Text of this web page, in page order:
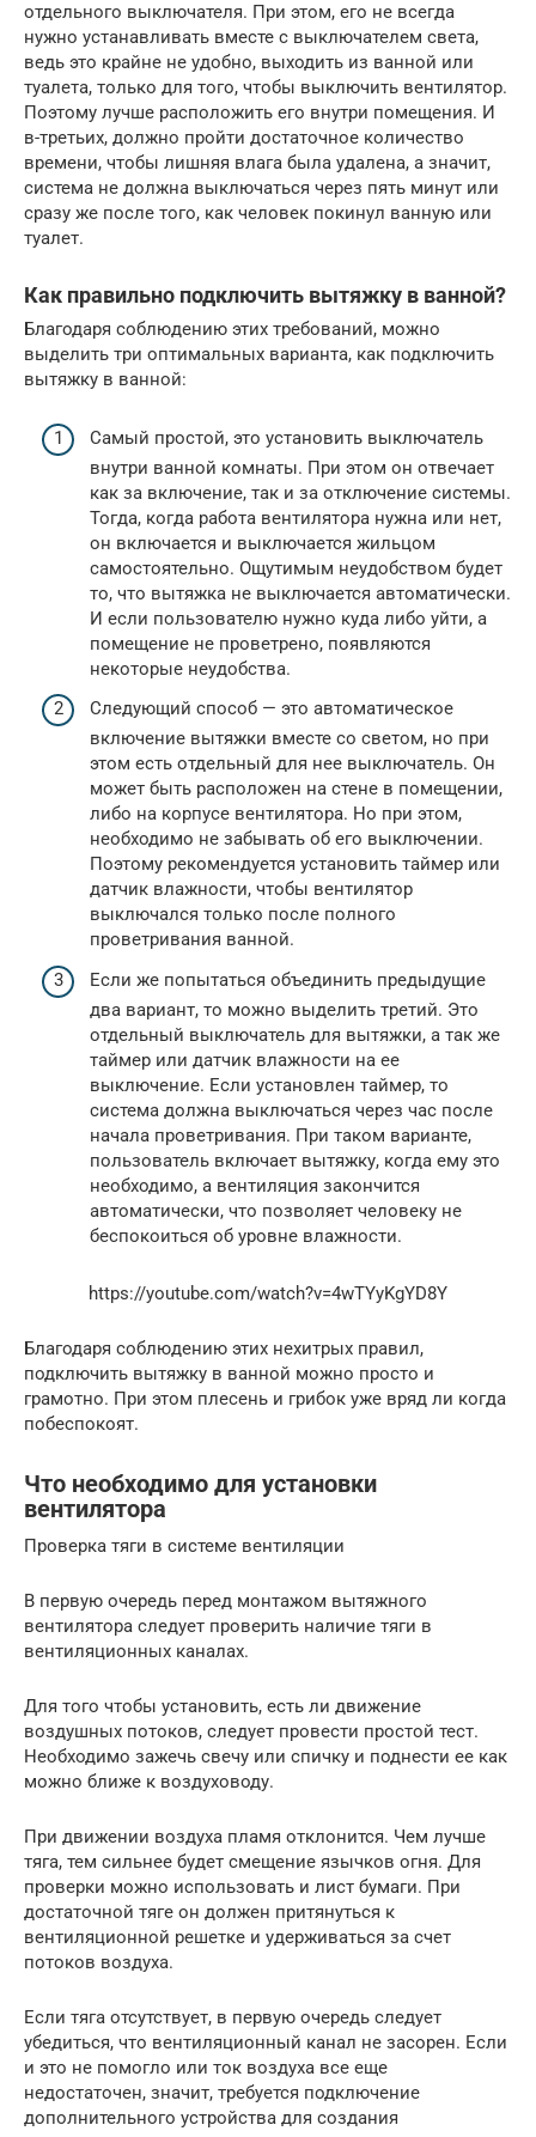
отдельного выключателя. При этом, его не всегда
нужно устанавливать вместе с выключателем света,
ведь это крайне не удобно, выходить из ванной или
туалета, только для того, чтобы выключить вентилятор.
Поэтому лучше расположить его внутри помещения. И
в-третьих, должно пройти достаточное количество
времени, чтобы лишняя влага была удалена, а значит,
система не должна выключаться через пять минут или
сразу же после того, как человек покинул ванную или
туалет.
Как правильно подключить вытяжку в ванной?
Благодаря соблюдению этих требований, можно
выделить три оптимальных варианта, как подключить
вытяжку в ванной:
Самый простой, это установить выключатель
внутри ванной комнаты. При этом он отвечает
как за включение, так и за отключение системы.
Тогда, когда работа вентилятора нужна или нет,
он включается и выключается жильцом
самостоятельно. Ощутимым неудобством будет
то, что вытяжка не выключается автоматически.
И если пользователю нужно куда либо уйти, а
помещение не проветрено, появляются
некоторые неудобства.
Следующий способ — это автоматическое
включение вытяжки вместе со светом, но при
этом есть отдельный для нее выключатель. Он
может быть расположен на стене в помещении,
либо на корпусе вентилятора. Но при этом,
необходимо не забывать об его выключении.
Поэтому рекомендуется установить таймер или
датчик влажности, чтобы вентилятор
выключался только после полного
проветривания ванной.
Если же попытаться объединить предыдущие
два вариант, то можно выделить третий. Это
отдельный выключатель для вытяжки, а так же
таймер или датчик влажности на ее
выключение. Если установлен таймер, то
система должна выключаться через час после
начала проветривания. При таком варианте,
пользователь включает вытяжку, когда ему это
необходимо, а вентиляция закончится
автоматически, что позволяет человеку не
беспокоиться об уровне влажности.
https://youtube.com/watch?v=4wTYyKgYD8Y
Благодаря соблюдению этих нехитрых правил,
подключить вытяжку в ванной можно просто и
грамотно. При этом плесень и грибок уже вряд ли когда
побеспокоят.
Что необходимо для установки
вентилятора
Проверка тяги в системе вентиляции
В первую очередь перед монтажом вытяжного
вентилятора следует проверить наличие тяги в
вентиляционных каналах.
Для того чтобы установить, есть ли движение
воздушных потоков, следует провести простой тест.
Необходимо зажечь свечу или спичку и поднести ее как
можно ближе к воздуховоду.
При движении воздуха пламя отклонится. Чем лучше
тяга, тем сильнее будет смещение язычков огня. Для
проверки можно использовать и лист бумаги. При
достаточной тяге он должен притянуться к
вентиляционной решетке и удерживаться за счет
потоков воздуха.
Если тяга отсутствует, в первую очередь следует
убедиться, что вентиляционный канал не засорен. Если
и это не помогло или ток воздуха все еще
недостаточен, значит, требуется подключение
дополнительного устройства для создания